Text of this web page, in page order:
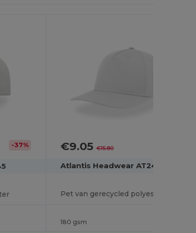
-37% €9.05€15.80
Atlantis Headwear AT246
Pet van gerecycled polyester
180 gsm